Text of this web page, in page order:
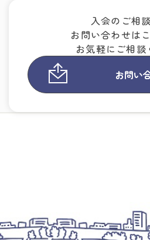
入会のご相
お問い合わせは
お気軽にご相談
お問い